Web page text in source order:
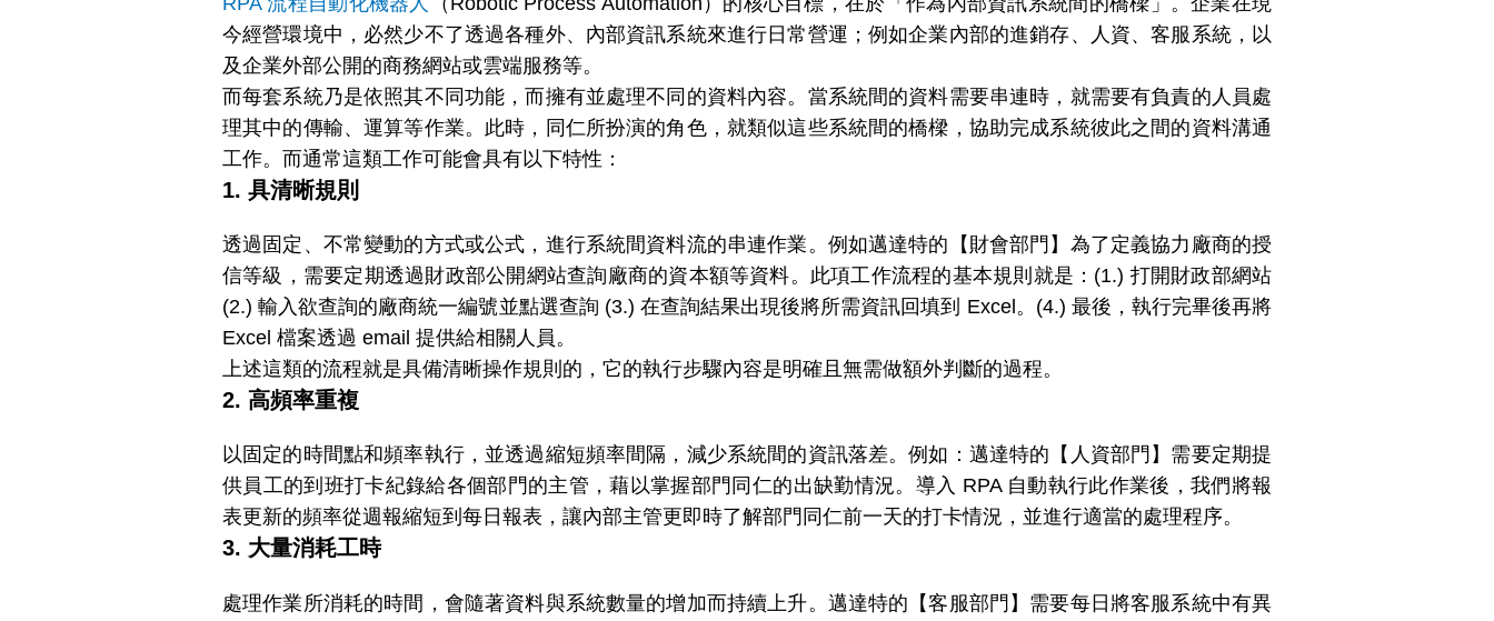
今經營環境中，必然少不了透過各種外、內部資訊系統來進行日常營運；例如企業內部的進銷存、人資、客服系統，以
及企業外部公開的商務網站或雲端服務等。
而每套系統乃是依照其不同功能，而擁有並處理不同的資料內容。當系統間的資料需要串連時，就需要有負責的人員處
理其中的傳輸、運算等作業。此時，同仁所扮演的角色，就類似這些系統間的橋樑，協助完成系統彼此之間的資料溝通
工作。而通常這類工作可能會具有以下特性：
1. 具清晰規則
透過固定、不常變動的方式或公式，進行系統間資料流的串連作業。例如邁達特的【財會部門】為了定義協力廠商的授
信等級，需要定期透過財政部公開網站查詢廠商的資本額等資料。此項工作流程的基本規則就是：(1.) 打開財政部網站
(2.) 輸入欲查詢的廠商統一編號並點選查詢 (3.) 在查詢結果出現後將所需資訊回填到 Excel。(4.) 最後，執行完畢後再將
Excel 檔案透過 email 提供給相關人員。
上述這類的流程就是具備清晰操作規則的，它的執行步驟內容是明確且無需做額外判斷的過程。
2. 高頻率重複
以固定的時間點和頻率執行，並透過縮短頻率間隔，減少系統間的資訊落差。例如：邁達特的【人資部門】需要定期提
供員工的到班打卡紀錄給各個部門的主管，藉以掌握部門同仁的出缺勤情況。導入 RPA 自動執行此作業後，我們將報
表更新的頻率從週報縮短到每日報表，讓內部主管更即時了解部門同仁前一天的打卡情況，並進行適當的處理程序。
3. 大量消耗工時
處理作業所消耗的時間，會隨著資料與系統數量的增加而持續上升。邁達特的【客服部門】需要每日將客服系統中有異